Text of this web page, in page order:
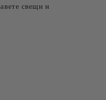
свещи и